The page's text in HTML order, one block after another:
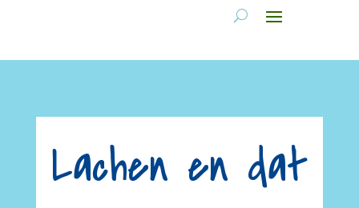
Lachen en dat